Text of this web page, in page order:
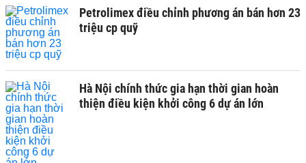
Petrolimex điều chỉnh phương án bán hơn 23
triệu cp quỹ
Hà Nội chính thức gia hạn thời gian hoàn
thiện điều kiện khởi công 6 dự án lớn